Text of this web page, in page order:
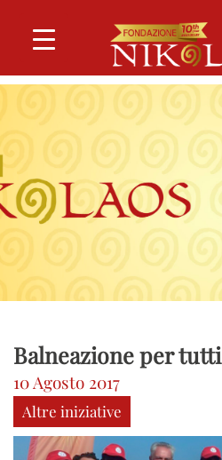
Balneazione per tutti
10 Agosto 2017
Altre iniziative